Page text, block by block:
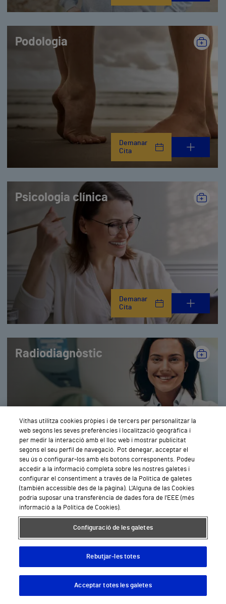
Podologia
Demanar
Cita
Psicologia clínica
Demanar
Cita
Radiodiagnòstic
Demanar
Cita
Tractament del dolor
Descargar App
Vithas utilitza cookies pròpies i de tercers per personalitzar la
web segons les seves preferències i localització geogràfica i
per medir la interacció amb el lloc web i mostrar publicitat
segons el seu perfil de navegació. Pot denegar, acceptar el
seu ús o configurar-los amb els botons corresponents. Podeu
accedir a la informació completa sobre les nostres galetes i
configurar el consentiment a través de la Política de galetes
(también accessible des de la pàgina). L'Alguna de las Cookies
podria suposar una transferència de dades fora de l'EEE (més
informació a la Política de Cookies).
Configuració de les galetes
Rebutjar-les totes
Acceptar totes les galetes